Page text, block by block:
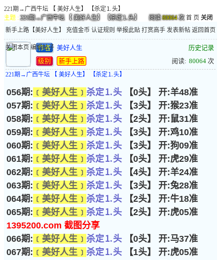
221期→广西牛坛 【 美好人生】 【杀定⒈头】
主题 : 221期→广西牛坛 【 美好人生】 【杀定⒈头】 阅读80064次 首 页 关闭
新手上路 【美好人生】 充值金币 认证规则 举报此贴 打赏高手 发表新帖 返回首页
关闭本页 编辑帖子
作者 美好人生
历史记录
级别
新手上路 阅读: 80064 次
221期→广西牛坛 【 美好人生】 【杀定⒈头】
056期: ﹝美好人生﹞ 杀定⒈头 【0头】 开:羊48准
057期: ﹝美好人生﹞ 杀定⒈头 【3头】 开:猴23准
058期: ﹝美好人生﹞ 杀定⒈头 【2头】 开:鼠31准
059期: ﹝美好人生﹞ 杀定⒈头 【3头】 开:鸡10准
060期: ﹝美好人生﹞ 杀定⒈头 【3头】 开:狗09准
061期: ﹝美好人生﹞ 杀定⒈头 【0头】 开:虎29准
062期: ﹝美好人生﹞ 杀定⒈头 【4头】 开:羊24准
063期: ﹝美好人生﹞ 杀定⒈头 【3头】 开:兔28准
064期: ﹝美好人生﹞ 杀定⒈头 【2头】 开:牛18准
065期: ﹝美好人生﹞ 杀定⒈头 【2头】 开:虎05准
1395200.com 截图分享
066期: ﹝美好人生﹞ 杀定⒈头 【0头】 开:马37准
067期: ﹝美好人生﹞ 杀定⒈头 【1头】 开:虎05准